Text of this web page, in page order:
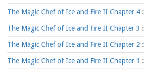
The Magic Chef of Ice and Fire II Chapter 4 :
The Magic Chef of Ice and Fire II Chapter 3 :
The Magic Chef of Ice and Fire II Chapter 2 :
The Magic Chef of Ice and Fire II Chapter 1 :